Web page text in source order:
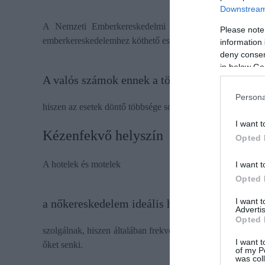
Please
information
deny
in below
I want
Opted
I want
Opted
I want
Opted
I want
of my
was
A Nemzeti Emberkereskedelmi Forródrót adatai
emberkereskedelemhez köthető esetet jelentettek, ezek 72
A valós számok ennek a többszörösei
hiszen az esetek döntő többsége soha nem kerül napvilágra.
Kézenfekvő helyszín
A hotelek és motelek
a nőkereskedelem ideális helyszíneiként
szolgálnak, hiszen általában frekventált helyen vannak,
őket senki.